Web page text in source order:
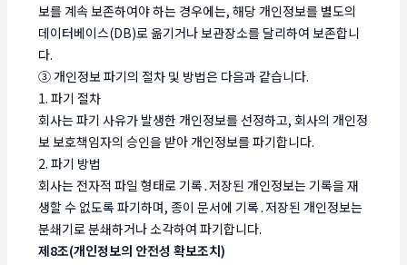
보를 계속 보존하여야 하는 경우에는, 해당 개인정보를 별도의
데이터베이스(DB)로 옮기거나 보관장소를 달리하여 보존합니
다.
③ 개인정보 파기의 절차 및 방법은 다음과 같습니다.
1. 파기 절차
회사는 파기 사유가 발생한 개인정보를 선정하고, 회사의 개인정
보 보호책임자의 승인을 받아 개인정보를 파기합니다.
2. 파기 방법
회사는 전자적 파일 형태로 기록․저장된 개인정보는 기록을 재
생할 수 없도록 파기하며, 종이 문서에 기록․저장된 개인정보는
분쇄기로 분쇄하거나 소각하여 파기합니다.
제8조(개인정보의 안전성 확보조치)